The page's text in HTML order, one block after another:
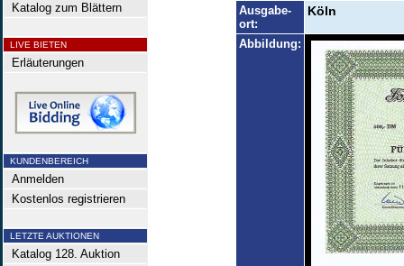
Katalog zum Blättern
LIVE BIETEN
Erläuterungen
KUNDENBEREICH
Anmelden
Kostenlos registrieren
LETZTE AUKTIONEN
Katalog 128. Auktion
Ausgabe-
ort:
Köln
Abbildung: